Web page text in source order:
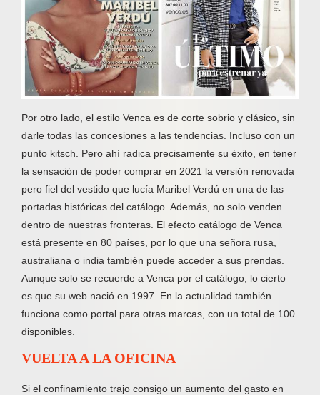
Por otro lado, el estilo Venca es de corte sobrio y clásico, sin
darle todas las concesiones a las tendencias. Incluso con un
punto kitsch. Pero ahí radica precisamente su éxito, en tener
la sensación de poder comprar en 2021 la versión renovada
pero fiel del vestido que lucía Maribel Verdú en una de las
portadas históricas del catálogo. Además, no solo venden
dentro de nuestras fronteras. El efecto catálogo de Venca
está presente en 80 países, por lo que una señora rusa,
australiana o india también puede acceder a sus prendas.
Aunque solo se recuerde a Venca por el catálogo, lo cierto
es que su web nació en 1997. En la actualidad también
funciona como portal para otras marcas, con un total de 100
disponibles.
VUELTA A LA OFICINA
Si el confinamiento trajo consigo un aumento del gasto en